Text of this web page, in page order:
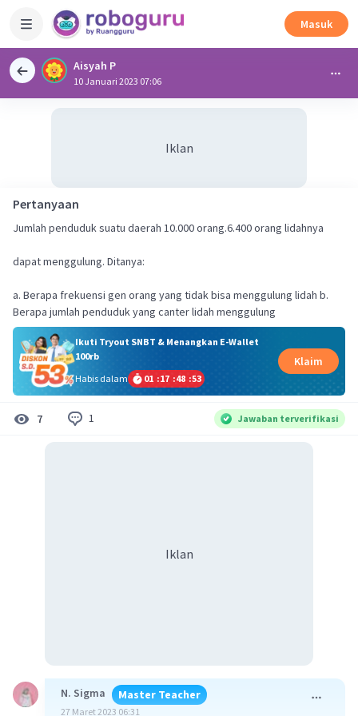
Masuk
Aisyah P
10 Januari 2023 07:06
Iklan
Pertanyaan
Jumlah penduduk suatu daerah 10.000 orang.6.400 orang lidahnya
dapat menggulung. Ditanya:
a. Berapa frekuensi gen orang yang tidak bisa menggulung lidah b.
Berapa jumlah penduduk yang canter lidah menggulung
Ikuti Tryout SNBT & Menangkan E-Wallet
100rb
Habis dalam
01 :17 :48 :52
Klaim
7 1 Jawaban terverifikasi
Iklan
N. Sigma Master Teacher
27 Maret 2023 06:31